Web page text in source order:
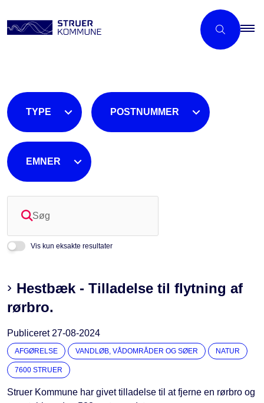
Vis kun eksakte resultater
TYPE POSTNUMMER
EMNER
Hestbæk - Tilladelse til flytning af
rørbro.
Publiceret 27-08-2024
AFGØRELSE VANDLØB, VÅDOMRÅDER OG SØER NATUR
7600 STRUER
Struer Kommune har givet tilladelse til at fjerne en rørbro og